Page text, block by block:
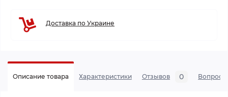
Доставка по Украине
Описание товара Характеристики Отзывов 0 Вопросы